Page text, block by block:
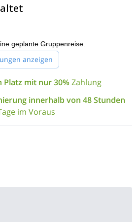
Höhe und langen Stunden wandern
bei jedem Schritt zu helfen und Sie
Alpen anzuschließen? Dann
Abenteuer planen!
geplante Gruppenreise.
anzeigen
Platz mit nur 30%Zahlung
innerhalb von 48 Stunden
im Voraus